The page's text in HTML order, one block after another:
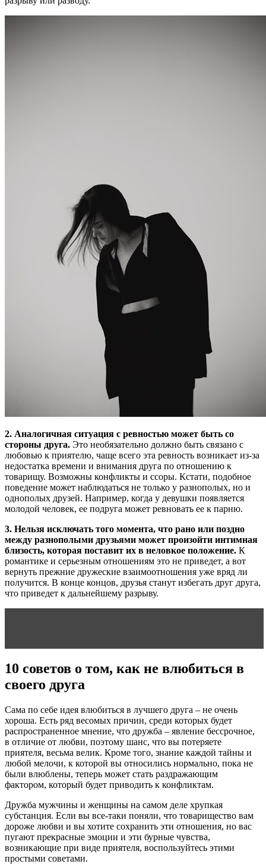
2. Аналогичная ситуация с ревностью может быть со
стороны друга. Это необязательно должно быть связано с
любовью к приятелю, чаще всего эта ревность возникает из-за
недостатка времени и внимания друга по отношению к
товарищу. Возможны конфликты и ссоры. Кстати, подобное
поведение может наблюдаться не только у разнополых, но и
однополых друзей. Например, когда у девушки появляется
молодой человек, ее подруга может ревновать ее к парню.
3. Нельзя исключать того момента, что рано или поздно
между разнополыми друзьями может произойти интимная
близость, которая поставит их в неловкое положение. К
романтике и серьезным отношениям это не приведет, а вот
вернуть прежние дружеские взаимоотношения уже вряд ли
получится. В конце концов, друзья станут избегать друг друга,
что приведет к дальнейшему разрыву.
10 советов о том, как не влюбиться в
своего друга
Сама по себе идея влюбиться в лучшего друга – не очень
хороша. Есть ряд весомых причин, среди которых будет
распространенное мнение, что дружба – явление бессрочное,
в отличие от любви, поэтому шанс, что вы потеряете
приятеля, весьма велик. Кроме того, знание каждой тайны и
любой мелочи, к которой вы относились нормально, пока не
были влюблены, теперь может стать раздражающим
фактором, который будет приводить к конфликтам.
Дружба мужчины и женщины на самом деле хрупкая
субстанция. Если вы все-таки поняли, что товарищество вам
дороже любви и вы хотите сохранить эти отношения, но вас
пугают прекрасные эмоции и эти бурные чувства,
возникающие при виде приятеля, воспользуйтесь этими
простыми советами.